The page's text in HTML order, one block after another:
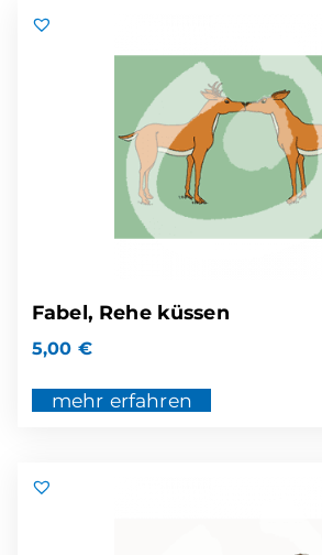
Fabel, Rehe küssen
5,00 €
mehr erfahren